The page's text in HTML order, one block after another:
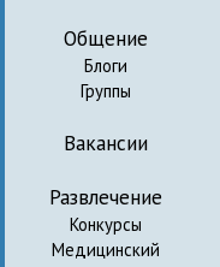
Общение
Блоги
Группы
Вакансии
Развлечение
Конкурсы
Медицинский